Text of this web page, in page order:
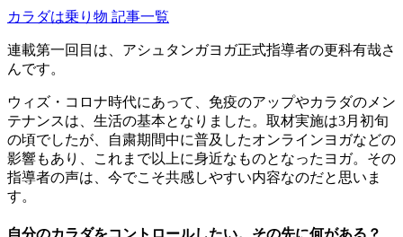
カラダは乗り物 記事一覧
連載第一回目は、アシュタンガヨガ正式指導者の更科有哉さ
んです。
ウィズ・コロナ時代にあって、免疫のアップやカラダのメン
テナンスは、生活の基本となりました。取材実施は3月初旬
の頃でしたが、自粛期間中に普及したオンラインヨガなどの
影響もあり、これまで以上に身近なものとなったヨガ。その
指導者の声は、今でこそ共感しやすい内容なのだと思いま
す。
自分のカラダをコントロールしたい。その先に何がある？